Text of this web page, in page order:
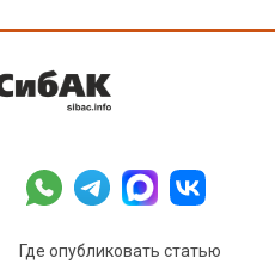
Где опубликовать статью